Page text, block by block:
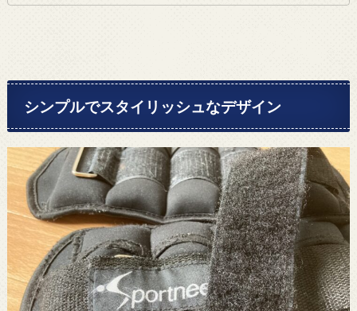
シンプルでスタイリッシュなデザイン